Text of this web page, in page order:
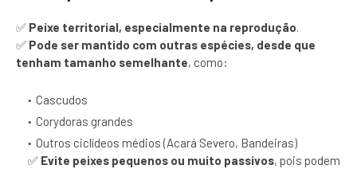
✅ Peixe territorial, especialmente na reprodução.
✅ Pode ser mantido com outras espécies, desde que
tenham tamanho semelhante, como:
Cascudos
Corydoras grandes
Outros ciclídeos médios (Acará Severo, Bandeiras)
✅ Evite peixes pequenos ou muito passivos, pois podem